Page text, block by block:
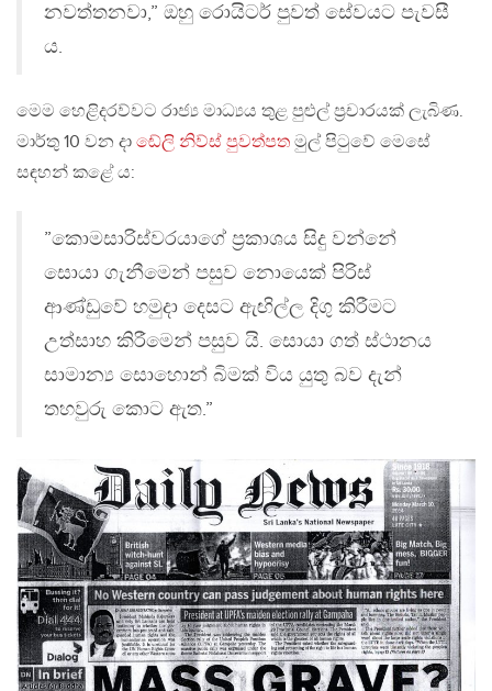
නවත්තනවා,” ඔහු රොයිටර් පුවත් සේවයට පැවසී
ය.
මෙම හෙළිදරව්වට රාජ්‍ය මාධ්‍යය තුළ පුළුල් ප‍්‍රචාරයක් ලැබිණ.
මාර්තු 10 වන දා ඬේලි නිව්ස් පුවත්පත මුල් පිටුවේ මෙසේ
සඳහන් කළේ ය:
”කොමසාරිස්වරයාගේ ප‍්‍රකාශය සිදු වන්නේ
සොයා ගැනීමෙන් පසුව නොයෙක් පිරිස්
ආණ්ඩුවේ හමුදා දෙසට ඇඟිල්ල දිගු කිරීමට
උත්සාහ කිරීමෙන් පසුව යි. සොයා ගත් ස්ථානය
සාමාන්‍ය සොහොන් බිමක් විය යුතු බව දැන්
තහවුරු කොට ඇත.”